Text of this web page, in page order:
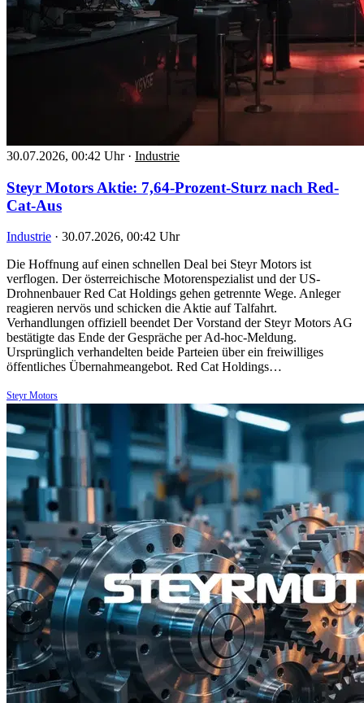
30.07.2026, 00:42 Uhr · Industrie
Steyr Motors Aktie: 7,64-Prozent-Sturz nach Red-
Cat-Aus
Industrie · 30.07.2026, 00:42 Uhr
Die Hoffnung auf einen schnellen Deal bei Steyr Motors ist
verflogen. Der österreichische Motorenspezialist und der US-
Drohnenbauer Red Cat Holdings gehen getrennte Wege. Anleger
reagieren nervös und schicken die Aktie auf Talfahrt.
Verhandlungen offiziell beendet Der Vorstand der Steyr Motors AG
bestätigte das Ende der Gespräche per Ad-hoc-Meldung.
Ursprünglich verhandelten beide Parteien über ein freiwilliges
öffentliches Übernahmeangebot. Red Cat Holdings…
Steyr Motors